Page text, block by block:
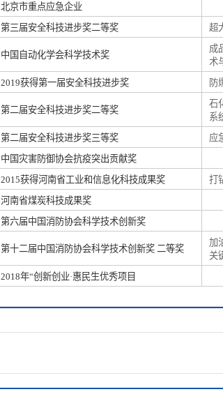
北京市重点应急企业
第三届安全科技进步奖二等奖 超
中国自动化学会科学技术奖
成
术
2019获得第一届安全科技进步奖 防
第二届安全科技进步奖二等奖
石
系
第二届安全科技进步奖三等奖
应
中国灾害防御协会抗疫突出贡献奖
2015获得河南省工业和信息化科技成果奖
打
河南省煤炭科技成果奖
第六届中国消防协会科学技术创新奖
第十二届中国消防协会科学技术创新奖 二等奖
加
关
2018年“创新创业·惠民生优秀项目